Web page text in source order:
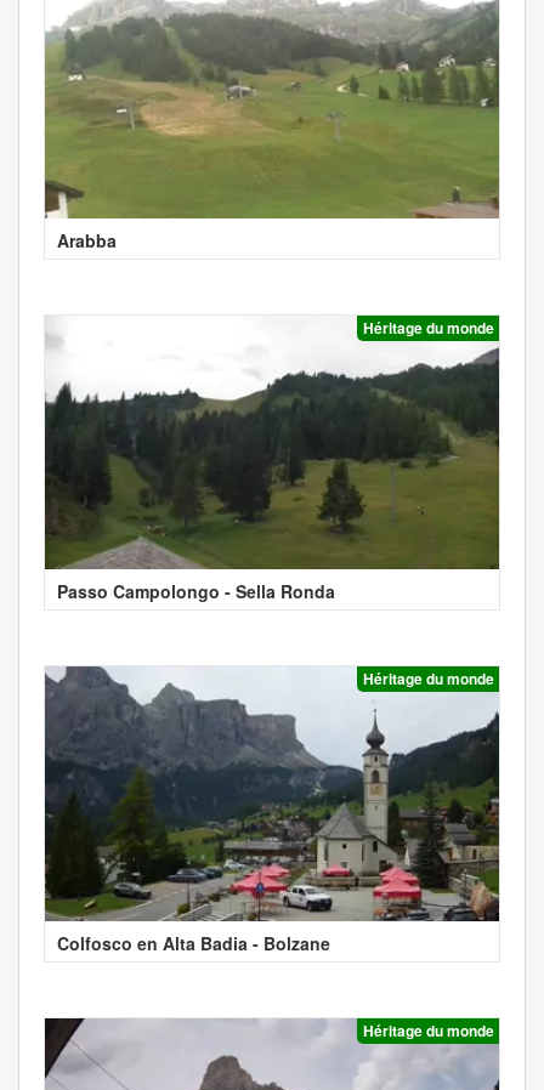
Arabba
Héritage du monde
Passo Campolongo - Sella Ronda
Héritage du monde
Colfosco en Alta Badia - Bolzane
Héritage du monde